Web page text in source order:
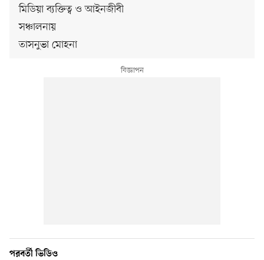
মিডিয়া ব্যক্তিত্ব ও আইনজীবী
সঞ্চালনায়
তাসনুভা মোহনা
পরবর্তী ভিডিও